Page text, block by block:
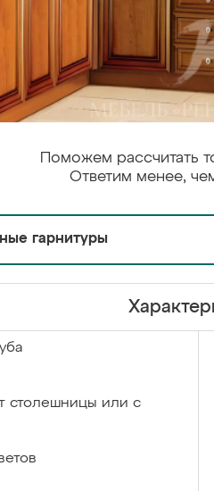
Поможем рассчитать
Ответим менее,
гарнитуры
столешницы или с